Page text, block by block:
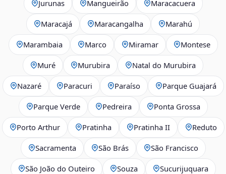
Jurunas Mangueirão Maracacuera
Maracajá Maracangalha Marahú
Marambaia Marco Miramar Montese
Muré Murubira Natal do Murubira
Nazaré Paracuri Paraíso Parque Guajará
Parque Verde Pedreira Ponta Grossa
Porto Arthur Pratinha Pratinha II Reduto
Sacramenta São Brás São Francisco
São João do Outeiro Souza Sucurijuquara